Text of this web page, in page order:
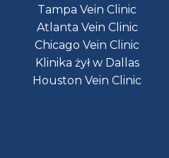
Tampa Vein Clinic
Atlanta Vein Clinic
Chicago Vein Clinic
Klinika żył w Dallas
Houston Vein Clinic